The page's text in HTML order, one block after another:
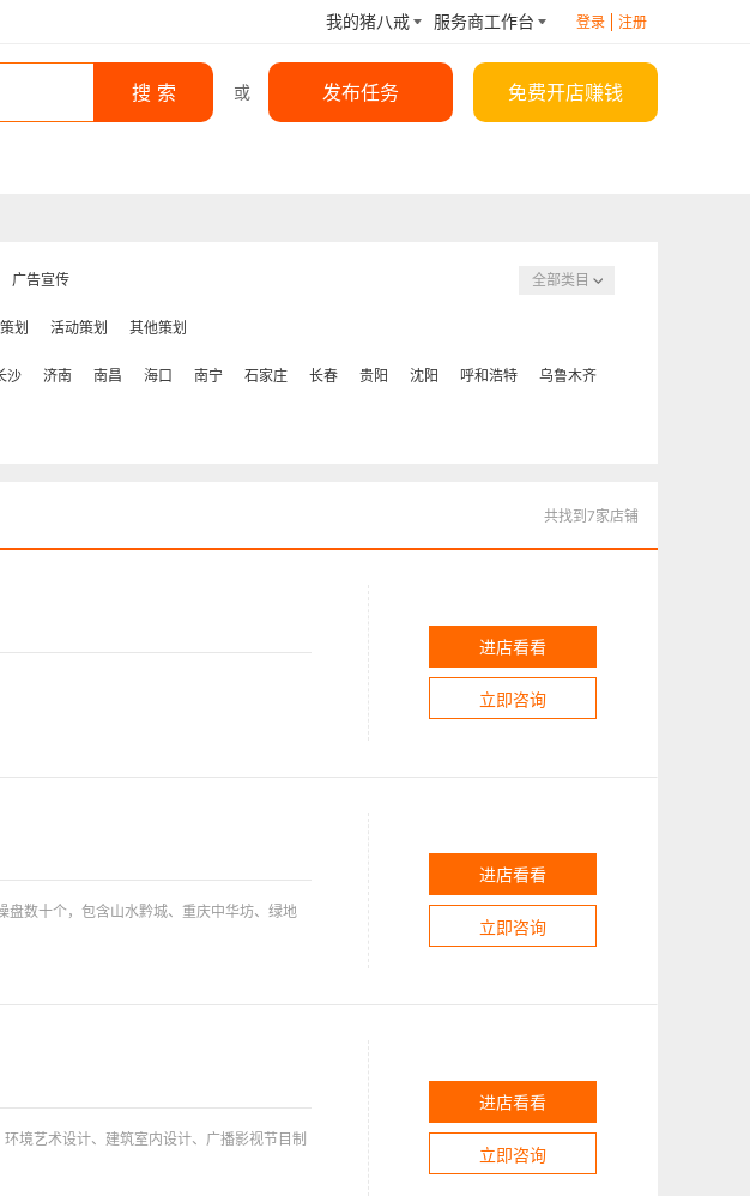
我的猪八戒 服务商工作台 登录 注册
搜 索 或 发布任务 免费开店赚钱
广告宣传 全部类目
划 活动策划 其他策划
沙 济南 南昌 海口 南宁 石家庄 长春 贵阳 沈阳 呼和浩特 乌鲁木齐
共找到7家店铺
进店看看
立即咨询
数十个，包含山水黔城、重庆中华坊、绿地
进店看看
立即咨询
境艺术设计、建筑室内设计、广播影视节目制
进店看看
立即咨询